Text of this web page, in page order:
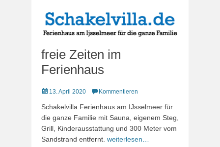
freie Zeiten im
Ferienhaus
Veröffentlicht
13. April 2020 Kommentieren
Schakelvilla Ferienhaus am IJsselmeer für
die ganze Familie mit Sauna, eigenem Steg,
Grill, Kinderausstattung und 300 Meter vom
Sandstrand entfernt. weiterlesen…